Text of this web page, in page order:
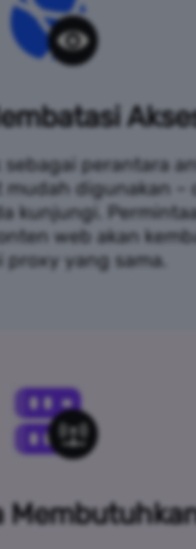
perantara
digunakan –
kunjungi.
web akan
proxy yang sama.